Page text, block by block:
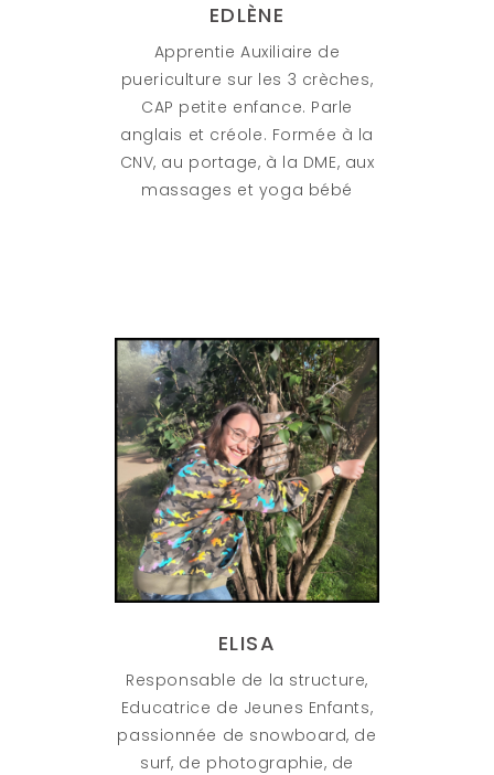
EDLÈNE
Apprentie Auxiliaire de
puericulture sur les 3 crèches,
CAP petite enfance. Parle
anglais et créole. Formée à la
CNV, au portage, à la DME, aux
massages et yoga bébé
ELISA
Responsable de la structure,
Educatrice de Jeunes Enfants,
passionnée de snowboard, de
surf, de photographie, de